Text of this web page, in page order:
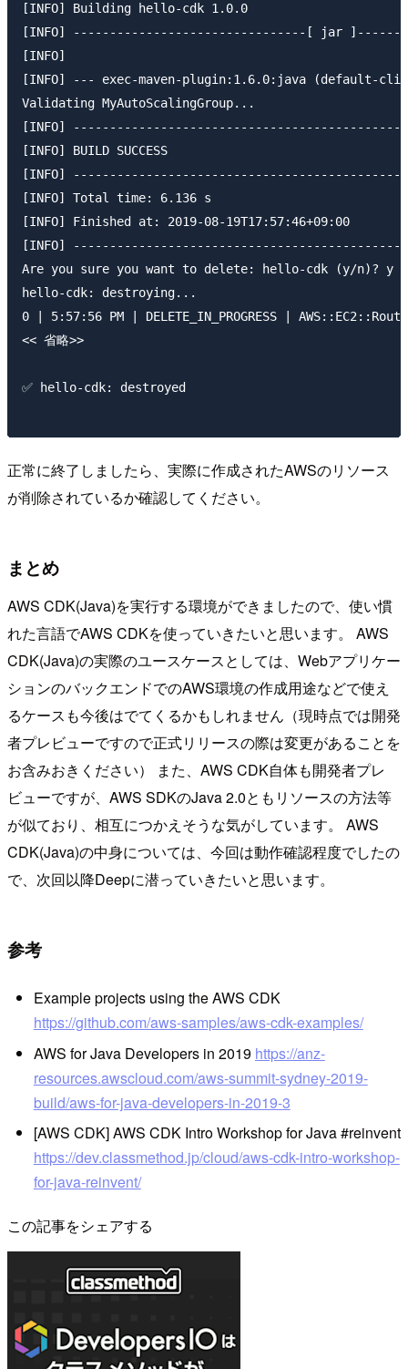
[INFO] Building hello-cdk 1.0.0
[INFO] --------------------------------[ jar
[INFO]
[INFO] --- exec-maven-plugin:1.6.0:java (default-
Validating MyAutoScalingGroup...
[INFO]
[INFO] BUILD SUCCESS
[INFO]
[INFO] Total time: 6.136 s
[INFO] Finished at: 2019-08-19T17:57:46+09:00
[INFO]
Are you sure you want to delete: hello-cdk (y/n)? y
hello-cdk: destroying...
0 | 5:57:56 PM | DELETE_IN_PROGRESS |
<< 省略>>
✅ hello-cdk: destroyed
正常に終了しましたら、実際に作成されたAWSのリソース
が削除されているか確認してください。
まとめ
AWS CDK(Java)を実行する環境ができましたので、使い慣
れた言語でAWS CDKを使っていきたいと思います。 AWS
CDK(Java)の実際のユースケースとしては、Webアプリケー
ションのバックエンドでのAWS環境の作成用途などで使え
るケースも今後はでてくるかもしれません（現時点では開発
者プレビューですので正式リリースの際は変更があることを
お含みおきください） また、AWS CDK自体も開発者プレ
ビューですが、AWS SDKのJava 2.0ともリソースの方法等
が似ており、相互につかえそうな気がしています。 AWS
CDK(Java)の中身については、今回は動作確認程度でしたの
で、次回以降Deepに潜っていきたいと思います。
参考
Example projects using the AWS CDK
https://github.com/aws-samples/aws-cdk-examples/
AWS for Java Developers in 2019 https://anz-
resources.awscloud.com/aws-summit-sydney-2019-
build/aws-for-java-developers-in-2019-3
[AWS CDK] AWS CDK Intro Workshop for Java #reinvent
https://dev.classmethod.jp/cloud/aws-cdk-intro-workshop-
for-java-reinvent/
この記事をシェアする